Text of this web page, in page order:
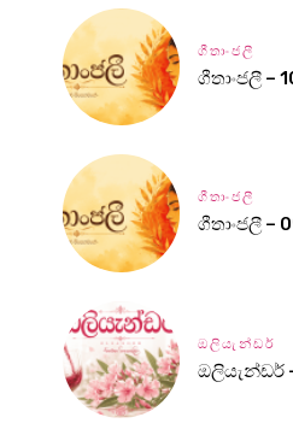
ගීතාංජලී
ගීතාංජලී –
ගීතාංජලී
ගීතාංජලී –
ඔලියැන්ඩර්
ඔලියැන්ඩර්